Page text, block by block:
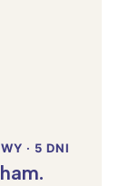
· 5 DNI